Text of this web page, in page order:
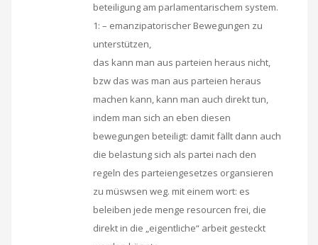
beteiligung am parlamentarischem system.
1: – emanzipatorischer Bewegungen zu
unterstützen,
das kann man aus parteien heraus nicht,
bzw das was man aus parteien heraus
machen kann, kann man auch direkt tun,
indem man sich an eben diesen
bewegungen beteiligt: damit fällt dann auch
die belastung sich als partei nach den
regeln des parteiengesetzes organsieren
zu müswsen weg. mit einem wort: es
beleiben jede menge resourcen frei, die
direkt in die „eigentliche“ arbeit gesteckt